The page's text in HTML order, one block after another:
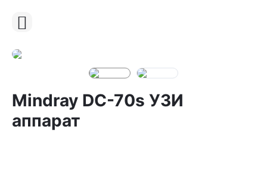
Mindray DC-70s УЗИ
аппарат